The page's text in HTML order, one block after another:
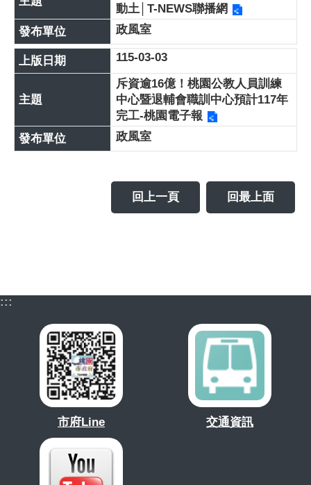
動土│T-NEWS聯播網
政風室
115-03-03
斥資逾16億！桃園公教人員訓練
中心暨退輔會職訓中心預計117年
完工-桃園電子報
政風室
回上一頁 回最上面
:::
市府Line 交通資訊